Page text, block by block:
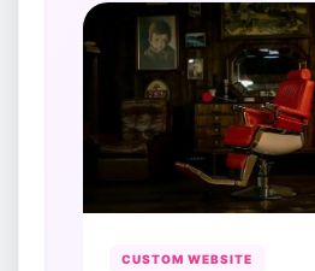
CUSTOM WEBSITE